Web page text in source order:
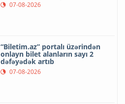
07-08-2026
“Biletim.az” portalı üzərindən
onlayn bilet alanların sayı 2
dəfəyədək artıb
07-08-2026